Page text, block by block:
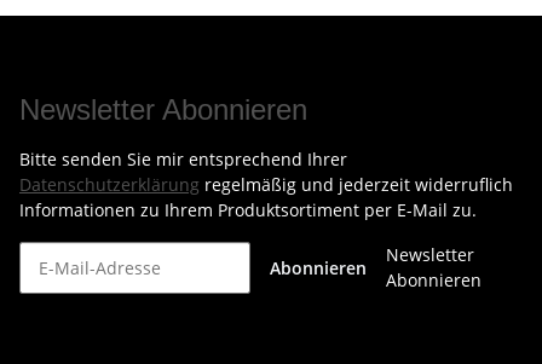
Newsletter Abonnieren
Bitte senden Sie mir entsprechend Ihrer
Datenschutzerklärung regelmäßig und jederzeit widerruflich
Informationen zu Ihrem Produktsortiment per E-Mail zu.
Abonnieren
Newsletter
Abonnieren